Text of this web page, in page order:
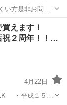
い方是非お問い
で買えます！
祝２周年！！…
4月22日